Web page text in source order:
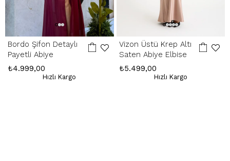
Bordo Şifon Detaylı
Payetli Abiye
₺4.999,00
Hızlı Kargo
Vizon Üstü Krep Altı
Saten Abiye Elbise
₺5.499,00
Hızlı Kargo